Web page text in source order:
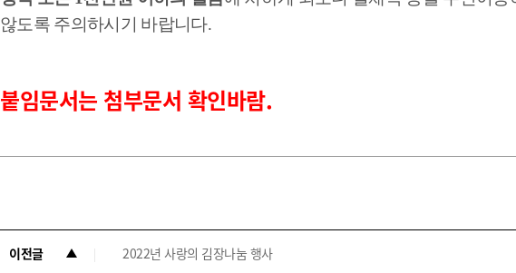
않도록 주의하시기 바랍니다.
붙임문서는 첨부문서 확인바람.
이전글 2022년 사랑의 김장나눔 행사